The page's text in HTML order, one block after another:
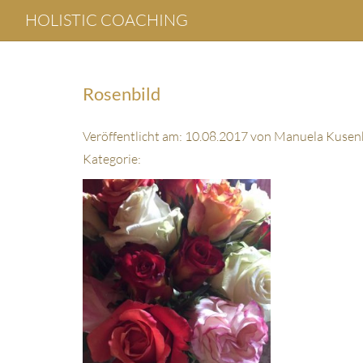
HOLISTIC COACHING
Rosenbild
Veröffentlicht am: 10.08.2017 von Manuela
Kategorie: